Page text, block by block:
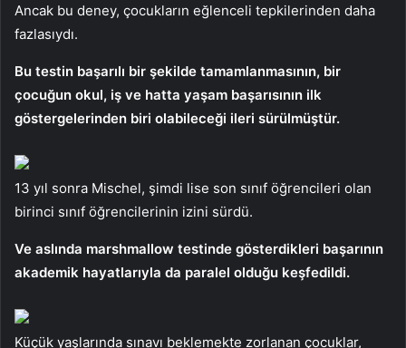
Ancak bu deney, çocukların eğlenceli tepkilerinden daha
fazlasıydı.
Bu testin başarılı bir şekilde tamamlanmasının, bir
çocuğun okul, iş ve hatta yaşam başarısının ilk
göstergelerinden biri olabileceği ileri sürülmüştür.
13 yıl sonra Mischel, şimdi lise son sınıf öğrencileri olan
birinci sınıf öğrencilerinin izini sürdü.
Ve aslında marshmallow testinde gösterdikleri başarının
akademik hayatlarıyla da paralel olduğu keşfedildi.
Küçük yaşlarında sınavı beklemekte zorlanan çocuklar,